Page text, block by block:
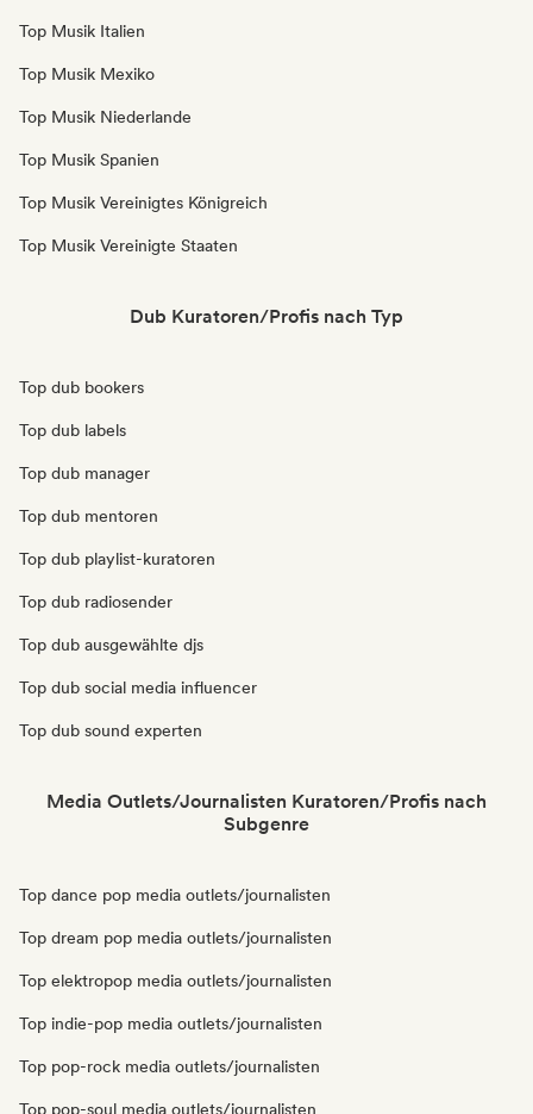
Top Musik Italien
Top Musik Mexiko
Top Musik Niederlande
Top Musik Spanien
Top Musik Vereinigtes Königreich
Top Musik Vereinigte Staaten
Dub Kuratoren/Profis nach Typ
Top dub bookers
Top dub labels
Top dub manager
Top dub mentoren
Top dub playlist-kuratoren
Top dub radiosender
Top dub ausgewählte djs
Top dub social media influencer
Top dub sound experten
Media Outlets/Journalisten Kuratoren/Profis nach
Subgenre
Top dance pop media outlets/journalisten
Top dream pop media outlets/journalisten
Top elektropop media outlets/journalisten
Top indie-pop media outlets/journalisten
Top pop-rock media outlets/journalisten
Top pop-soul media outlets/journalisten